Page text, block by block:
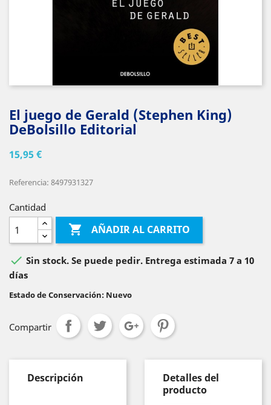
El juego de Gerald (Stephen King)
DeBolsillo Editorial
15,95 €
Referencia: 8497931327
Cantidad
 AÑADIR AL CARRITO
 Sin stock. Se puede pedir. Entrega estimada 7 a 10
días
Estado de Conservación: Nuevo
Compartir
Descripción
Detalles del
producto